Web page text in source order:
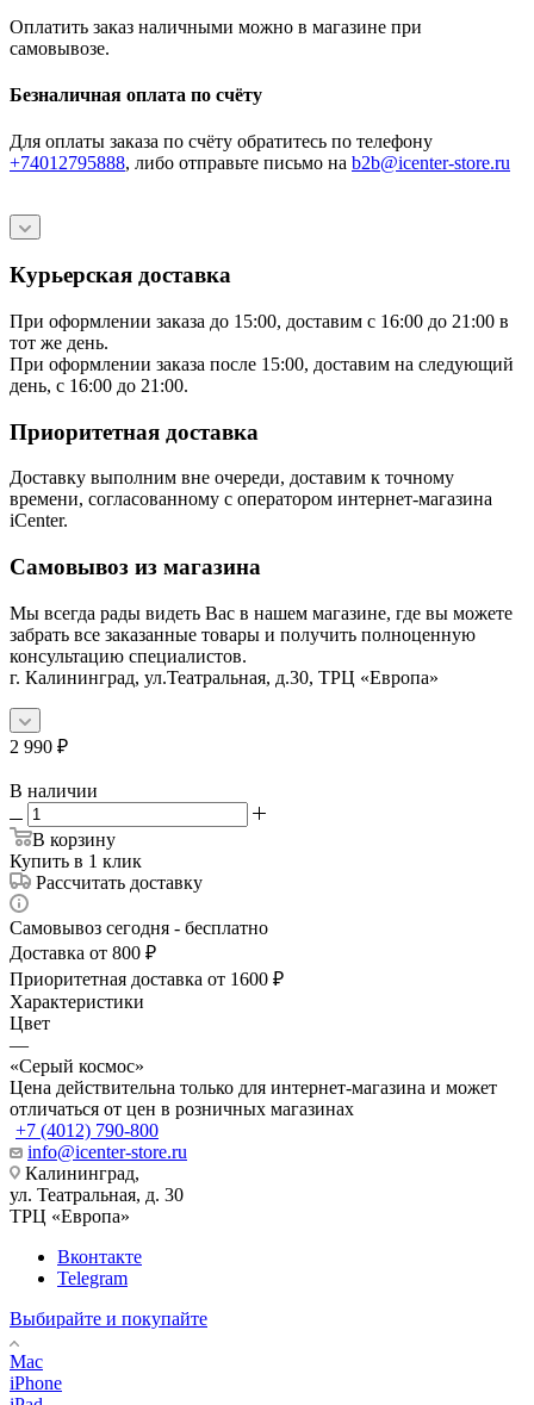
Оплатить заказ наличными можно в магазине при
самовывозе.
Безналичная оплата по счёту
Для оплаты заказа по счёту обратитесь по телефону
+74012795888, либо отправьте письмо на b2b@icenter-store.ru
Курьерская доставка
При оформлении заказа до 15:00, доставим с 16:00 до 21:00 в
тот же день.
При оформлении заказа после 15:00, доставим на следующий
день, с 16:00 до 21:00.
Приоритетная доставка
Доставку выполним вне очереди, доставим к точному
времени, согласованному с оператором интернет-магазина
iCenter.
Самовывоз из магазина
Мы всегда рады видеть Вас в нашем магазине, где вы можете
забрать все заказанные товары и получить полноценную
консультацию специалистов.
г. Калининград, ул.Театральная, д.30, ТРЦ «Европа»
2 990 ₽
В наличии
В корзину
Купить в 1 клик
Рассчитать доставку
Самовывоз сегодня - бесплатно
Доставка от 800 ₽
Приоритетная доставка от 1600 ₽
Характеристики
Цвет
—
«Серый космос»
Цена действительна только для интернет-магазина и может
отличаться от цен в розничных магазинах
+7 (4012) 790-800
info@icenter-store.ru
Калининград,
ул. Театральная, д. 30
ТРЦ «Европа»
Вконтакте
Telegram
Выбирайте и покупайте
Mac
iPhone